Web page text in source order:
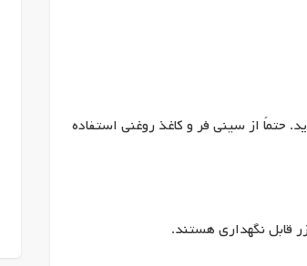
در فر با دمای 200 درجه سانتی‌گراد به مدت 15-20 دقیقه بپزید. حتماً از سینی فر و کاغذ روغنی استفاده